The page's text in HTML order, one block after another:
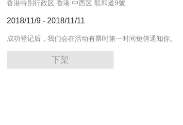
香港特别行政区 香港 中西区 龍和道9號
2018/11/9 - 2018/11/11
成功登记后，我们会在活动有票时第一时间短信通知你。
下架